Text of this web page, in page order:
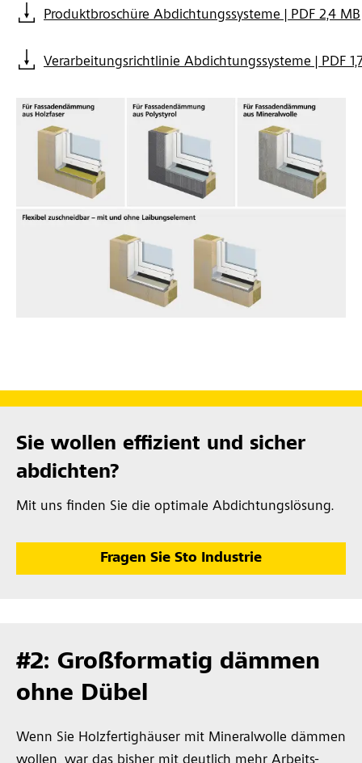
Produktbroschüre Abdichtungssysteme | PDF 2,4 MB
Verarbeitungsrichtlinie Abdichtungssysteme | PDF
Sie wollen effizient und sicher
abdichten?
Mit uns finden Sie die optimale Abdichtungslösung.
Fragen Sie Sto Industrie
#2: Großformatig dämmen
ohne Dübel
Wenn Sie Holzfertighäuser mit Mineralwolle dämmen